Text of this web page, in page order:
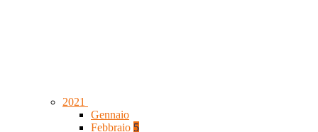
2021
Gennaio
Febbraio 5